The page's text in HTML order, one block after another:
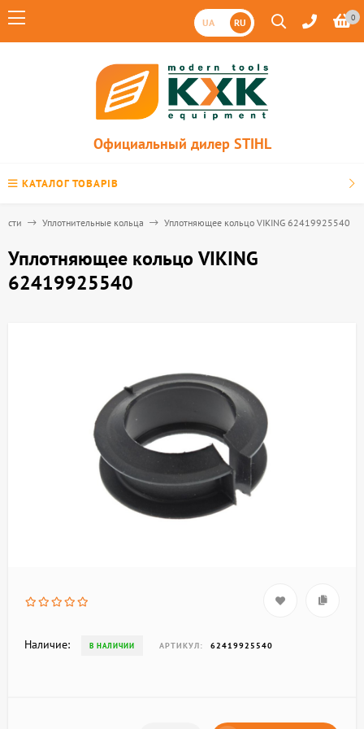
UA RU 0
Официальный дилер STIHL
КАТАЛОГ ТОВАРІВ
Уплотнительные кольца Уплотняющее кольцо VIKING 62419925540
Уплотняющее кольцо VIKING
62419925540
Наличие: В НАЛИЧИИ АРТИКУЛ: 62419925540